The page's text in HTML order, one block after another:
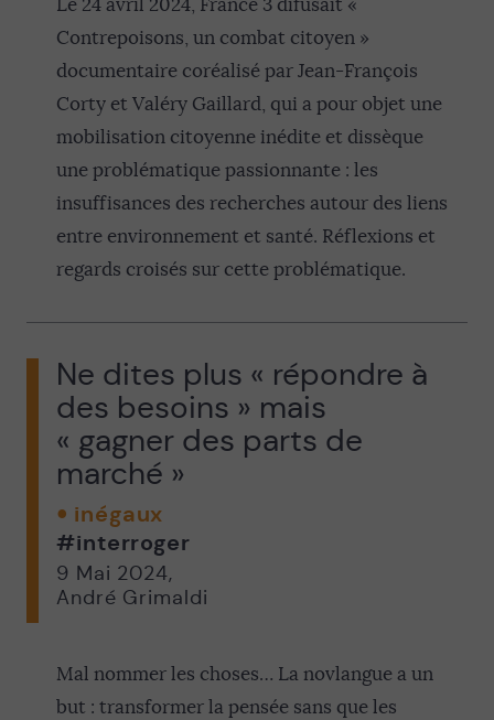
Le 24 avril 2024, France 3 difusait «
Contrepoisons, un combat citoyen »
documentaire coréalisé par Jean-François
Corty et Valéry Gaillard, qui a pour objet une
mobilisation citoyenne inédite et dissèque
une problématique passionnante : les
insuffisances des recherches autour des liens
entre environnement et santé. Réflexions et
regards croisés sur cette problématique.
Ne dites plus « répondre à
des besoins » mais
« gagner des parts de
marché »
inégaux
#interroger
9 Mai 2024,
André Grimaldi
Mal nommer les choses… La novlangue a un
but : transformer la pensée sans que les